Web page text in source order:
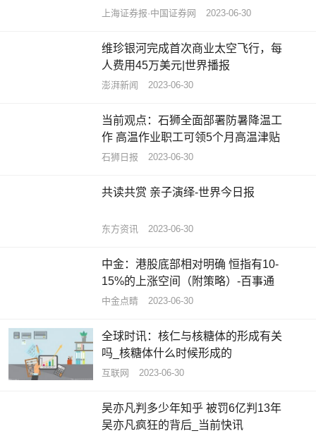
业体系
上海证券报·中国证券网 2023-06-30
维珍银河完成首次商业太空飞行，每
人费用45万美元|世界播报
澎湃新闻 2023-06-30
当前观点：石狮全面部署防暑降温工
作 高温作业职工可领5个月高温津贴
石狮日报 2023-06-30
共读共赏 亲子演绎-世界今日报
东方资讯 2023-06-30
中金：港股底部相对明确 恒指有10-
15%的上涨空间（附策略）-百事通
中金点睛 2023-06-30
全球时讯：核仁与核糖体的形成有关
吗_核糖体什么时候形成的
互联网 2023-06-30
吴亦凡判多少年知乎 被罚6亿判13年
吴亦凡疯狂的背后_当前快讯